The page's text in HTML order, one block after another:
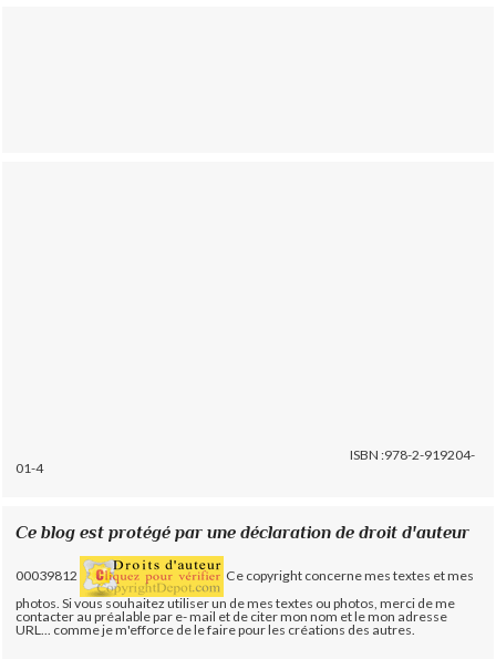
ISBN :978-2-919204-
01-4
Ce blog est protégé par une déclaration de droit d'auteur
00039812
Ce copyright concerne mes textes et mes
photos. Si vous souhaitez utiliser un de mes textes ou photos, merci de me
contacter au préalable par e- mail et de citer mon nom et le mon adresse
URL... comme je m'efforce de le faire pour les créations des autres.